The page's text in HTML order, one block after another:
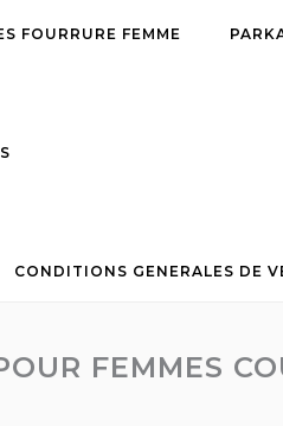
FOURRURE FEMME
CONDITIONS GENERALES DE
FEMMES